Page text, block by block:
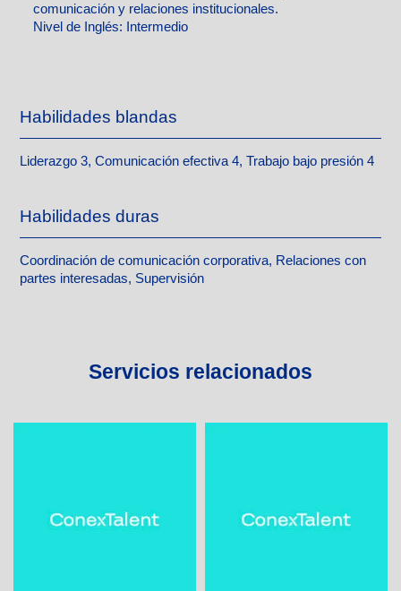
comunicación y relaciones institucionales.
Nivel de Inglés: Intermedio
Habilidades blandas
Liderazgo 3, Comunicación efectiva 4, Trabajo bajo presión 4
Habilidades duras
Coordinación de comunicación corporativa, Relaciones con
partes interesadas, Supervisión
Servicios relacionados